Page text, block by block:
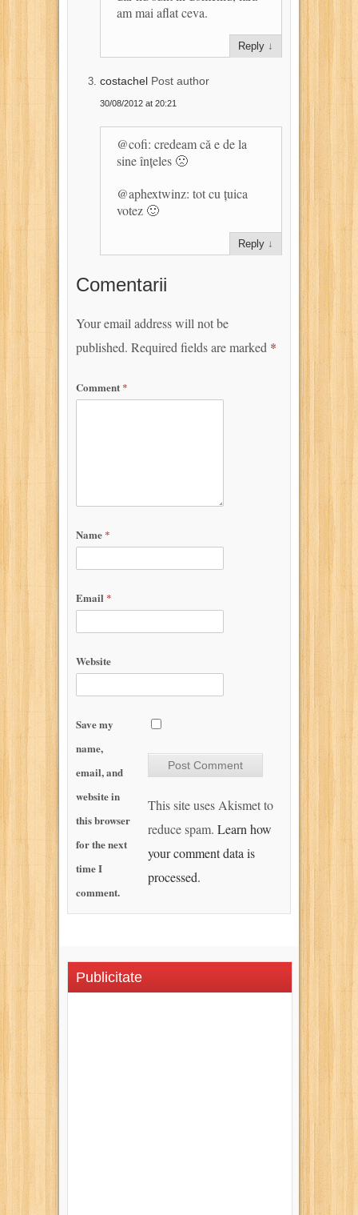
am mai aflat ceva.
Reply ↓
costachel Post author
30/08/2012 at 20:21
@cofi: credeam că e de la
sine înțeles 🙁
@aphextwinz: tot cu țuica
votez 🙂
Reply ↓
Comentarii
Your email address will not be
published. Required fields are marked *
Comment *
Name *
Email *
Website
Save my
name,
email, and
website in
this browser
for the next
time I
comment.
This site uses Akismet to
reduce spam. Learn how
your comment data is
processed.
Publicitate